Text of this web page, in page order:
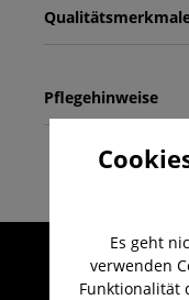
Pflegehinweise
Es geht
verwenden
Funktionalität